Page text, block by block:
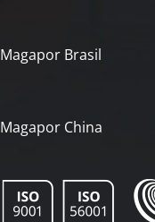
Magapor Brasil
Magapor China